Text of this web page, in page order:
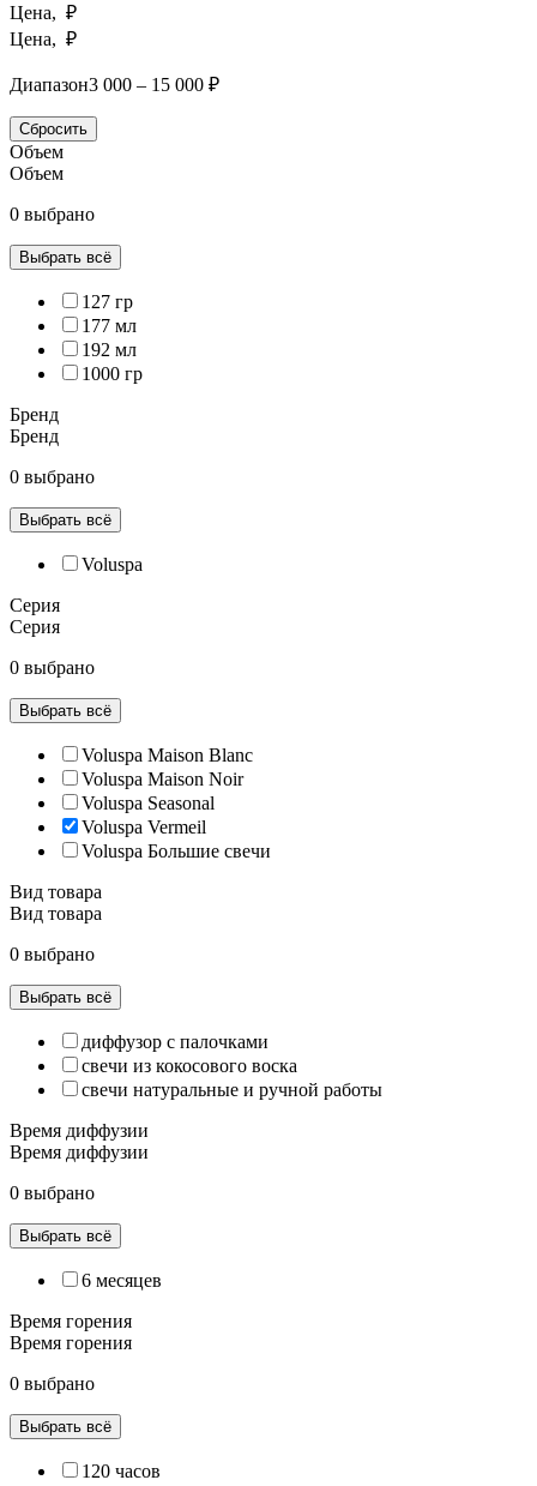
Цена, ₽
Цена, ₽
Диапазон3 000 – 15 000 ₽
Сбросить
Объем
Объем
0 выбрано
Выбрать всё
127 гр
177 мл
192 мл
1000 гр
Бренд
Бренд
0 выбрано
Выбрать всё
Voluspa
Серия
Серия
0 выбрано
Выбрать всё
Voluspa Maison Blanc
Voluspa Maison Noir
Voluspa Seasonal
Voluspa Vermeil
Voluspa Большие свечи
Вид товара
Вид товара
0 выбрано
Выбрать всё
диффузор с палочками
свечи из кокосового воска
свечи натуральные и ручной работы
Время диффузии
Время диффузии
0 выбрано
Выбрать всё
6 месяцев
Время горения
Время горения
0 выбрано
Выбрать всё
120 часов